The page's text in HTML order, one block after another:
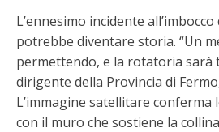
L’ennesimo incidente
potrebbe diventare storia. “Un
permettendo, e la rotatoria sarà
dirigente della Provincia di
L’immagine satellitare conferma
con il muro che sostiene la